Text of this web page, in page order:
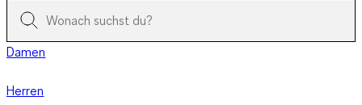
Damen
Herren